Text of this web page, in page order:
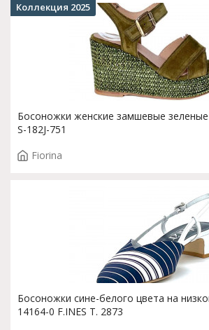
Босоножки женские замшевые
S-182J-751
Fiorina
Коллекция 2025
Босоножки сине-белого цвета на
14164-0 F.INES T. 2873